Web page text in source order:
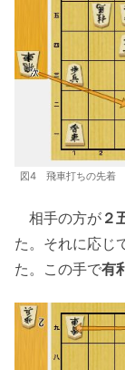
図4 飛車打ちの先着
相手の方が ２
た。それに応じ
た。この手で有